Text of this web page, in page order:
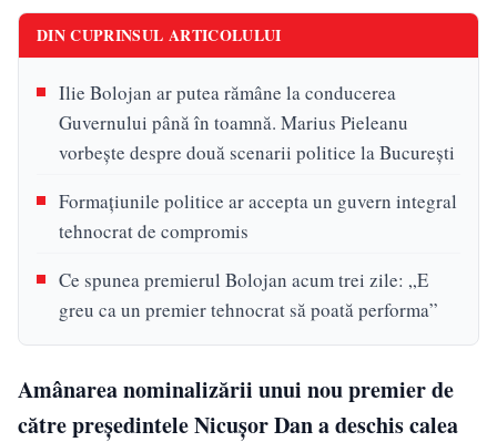
DIN CUPRINSUL ARTICOLULUI
Ilie Bolojan ar putea rămâne la conducerea
Guvernului până în toamnă. Marius Pieleanu
vorbește despre două scenarii politice la București
Formațiunile politice ar accepta un guvern integral
tehnocrat de compromis
Ce spunea premierul Bolojan acum trei zile: „E
greu ca un premier tehnocrat să poată performa”
Amânarea nominalizării unui nou premier de
către președintele Nicușor Dan a deschis calea